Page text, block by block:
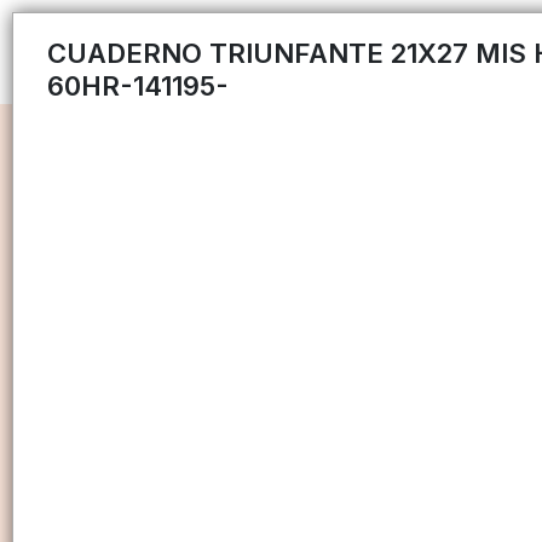
CUADERNO TRIUNFANTE 21X27 MIS
60HR-141195-